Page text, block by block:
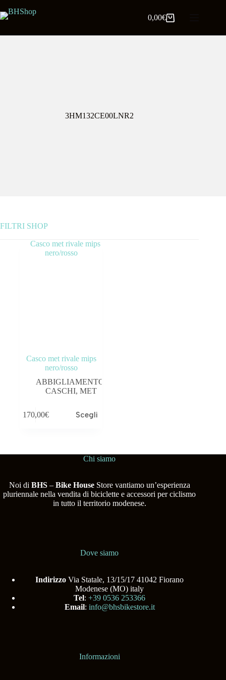
0,00€
3HM132CE00LNR2
FILTRI SHOP
OUTLET
Tag prodotto
Casco met rivale mips
nero/rosso
ABBIGLIAMENTO
CASCHI,MET
170,00€ Scegli
Chi siamo
Noi di BHS– Bike HouseStore vantiamo un’esperienza
pluriennale nella vendita di biciclette e accessori per ciclismo
in tutto il territorio modenese.
Dove siamo
Indirizzo Via Statale, 13/15/17 41042 Fiorano
Modenese (MO) italy
Tel:+39 0536 253366
Email: info@bhsbikestore.it
Informazioni